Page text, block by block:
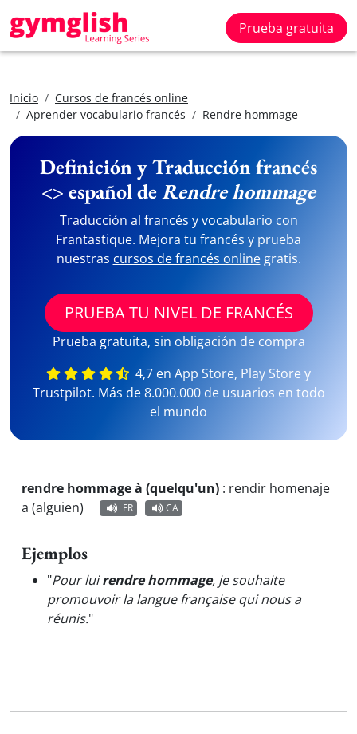
Prueba gratuita
Inicio
Cursos de francés online
Aprender vocabulario francés
Rendre hommage
Definición y Traducción francés
<> español deRendre hommage
Traducción al francés y vocabulario con
Frantastique. Mejora tu francés y prueba
nuestras cursos de francés onlinegratis.
PRUEBA TU NIVEL DE FRANCÉS
Prueba gratuita, sin obligación de compra
4,7 en App Store, Play Store y
Trustpilot. Más de 8.000.000 de usuarios en todo
el mundo
rendre hommage à (quelqu'un) : rendir homenaje
a (alguien)
FR CA
Ejemplos
"Pour luirendre hommage, je souhaite
promouvoir la langue française qui nous a
réunis."